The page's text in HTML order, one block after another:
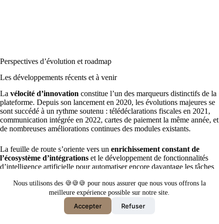
Nous utilisons des 🍪🍪🍪 pour nous assurer que nous vous offrons la
meilleure expérience possible sur notre site.
Accepter Refuser
Perspectives d’évolution et roadmap
Les développements récents et à venir
La vélocité d’innovation constitue l’un des marqueurs distinctifs de la
plateforme. Depuis son lancement en 2020, les évolutions majeures se
sont succédé à un rythme soutenu : télédéclarations fiscales en 2021,
communication intégrée en 2022, cartes de paiement la même année, et
de nombreuses améliorations continues des modules existants.
La feuille de route s’oriente vers un enrichissement constant de
l’écosystème d’intégrations et le développement de fonctionnalités
d’intelligence artificielle pour automatiser encore davantage les tâches
continuellement grâce aux algorithmes de machine learning qui
apprennent des comportements des utilisateurs.
Les enjeux réglementaires représentent également un axe de